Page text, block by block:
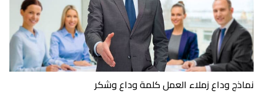
نماذج وداع زملاء العمل كلمة وداع وشكر